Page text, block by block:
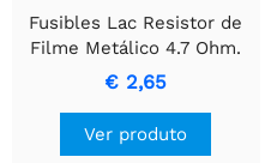
Fusibles Lac Resistor de
Filme Metálico 4.7 Ohm.
€ 2,65
Ver produto